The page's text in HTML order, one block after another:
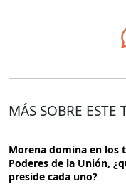
MÁS SOBRE ESTE
Morena domina en los
Poderes de la Unión,
preside cada uno?